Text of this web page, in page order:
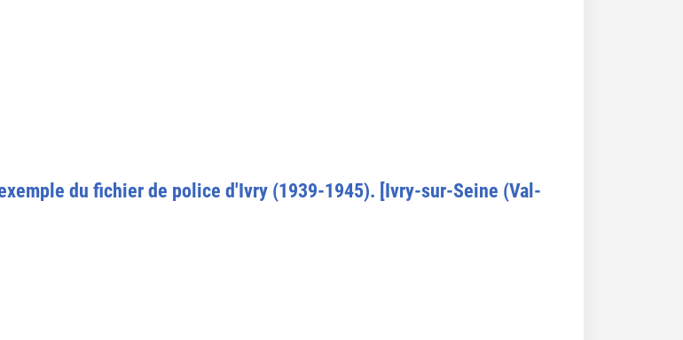
du fichier de police d'Ivry (1939-1945). [Ivry-sur-Seine (Val-